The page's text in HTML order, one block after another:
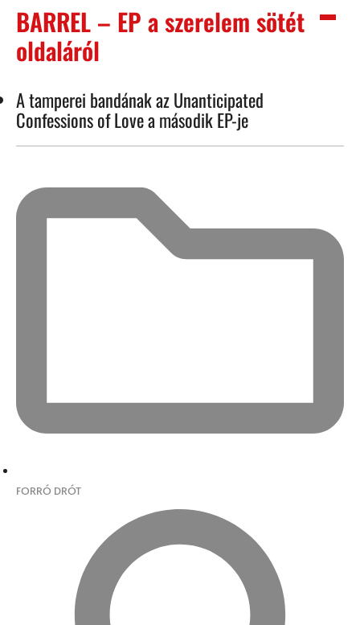
BARREL – EP a szerelem sötét
oldaláról
A tamperei bandának az Unanticipated
Confessions of Love a második EP-je
FORRÓ DRÓT